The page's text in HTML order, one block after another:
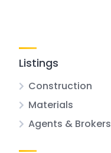
Listings
Construction
Materials
Agents & Brokers